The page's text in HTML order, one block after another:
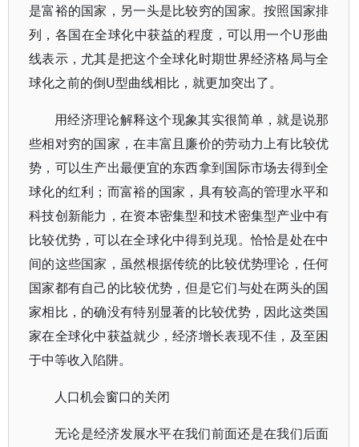
是富裕的国家，另一头是比较穷的国家。按照国家排
列，各国在全球化中获益的程度，可以用一个U形曲
线表示，尤其是把这个全球化时期世界经济格局与全
球化之前的倒U型曲线相比，就更加突出了。
用经济理论解释这个现象其实很简单，就是说那
些相对穷的国家，在丰富且廉价的劳动力上有比较优
势，可以生产出最便宜的东西拿到国际市场去得到全
球化的红利；而富裕的国家，具有较高的管理水平和
科技创新能力，在资本密集型和技术密集型产业中有
比较优势，可以在全球化中得到兑现。恰恰是处在中
间的这些国家，虽然根据传统的比较优势理论，任何
国家都有自己的比较优势，但是它们与处在两头的国
家相比，的确没有特别显著的比较优势，因此这类国
家在全球化中获益就少，经济增长表现不佳，及至困
于中等收入陷阱。
人口机会窗口的关闭
无论是经济发展水平在我们前面还是在我们后面